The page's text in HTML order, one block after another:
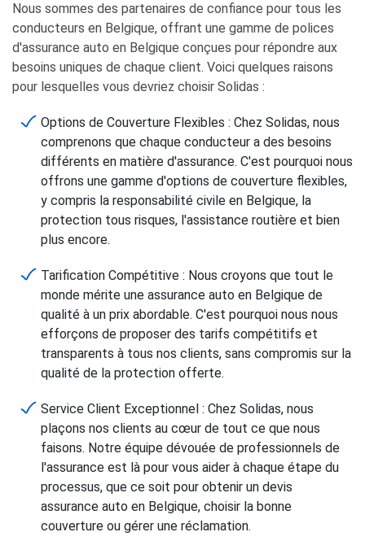
Nous sommes des partenaires de confiance pour tous les
conducteurs en Belgique, offrant une gamme de polices
d'assurance auto en Belgique conçues pour répondre aux
besoins uniques de chaque client. Voici quelques raisons
pour lesquelles vous devriez choisir Solidas :
Options de Couverture Flexibles : Chez Solidas, nous
comprenons que chaque conducteur a des besoins
différents en matière d'assurance. C'est pourquoi nous
offrons une gamme d'options de couverture flexibles,
y compris la responsabilité civile en Belgique, la
protection tous risques, l'assistance routière et bien
plus encore.
Tarification Compétitive : Nous croyons que tout le
monde mérite une assurance auto en Belgique de
qualité à un prix abordable. C'est pourquoi nous nous
efforçons de proposer des tarifs compétitifs et
transparents à tous nos clients, sans compromis sur la
qualité de la protection offerte.
Service Client Exceptionnel : Chez Solidas, nous
plaçons nos clients au cœur de tout ce que nous
faisons. Notre équipe dévouée de professionnels de
l'assurance est là pour vous aider à chaque étape du
processus, que ce soit pour obtenir un devis
assurance auto en Belgique, choisir la bonne
couverture ou gérer une réclamation.